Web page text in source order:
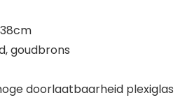
goudbrons
doorlaatbaarheid plexiglas